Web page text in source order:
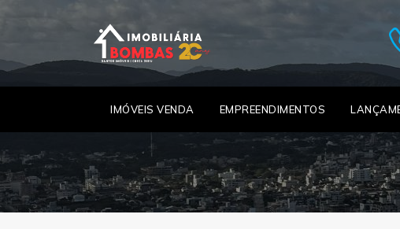
IMÓVEIS VENDA EMPREENDIMENTOS